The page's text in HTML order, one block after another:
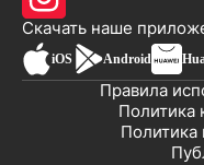
Скачать наше
iOS Android
Политика
Правила